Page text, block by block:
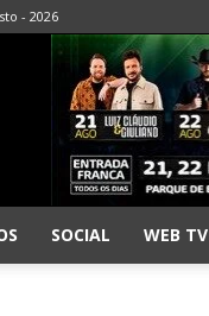
- 2026
SOCIAL WEB TV